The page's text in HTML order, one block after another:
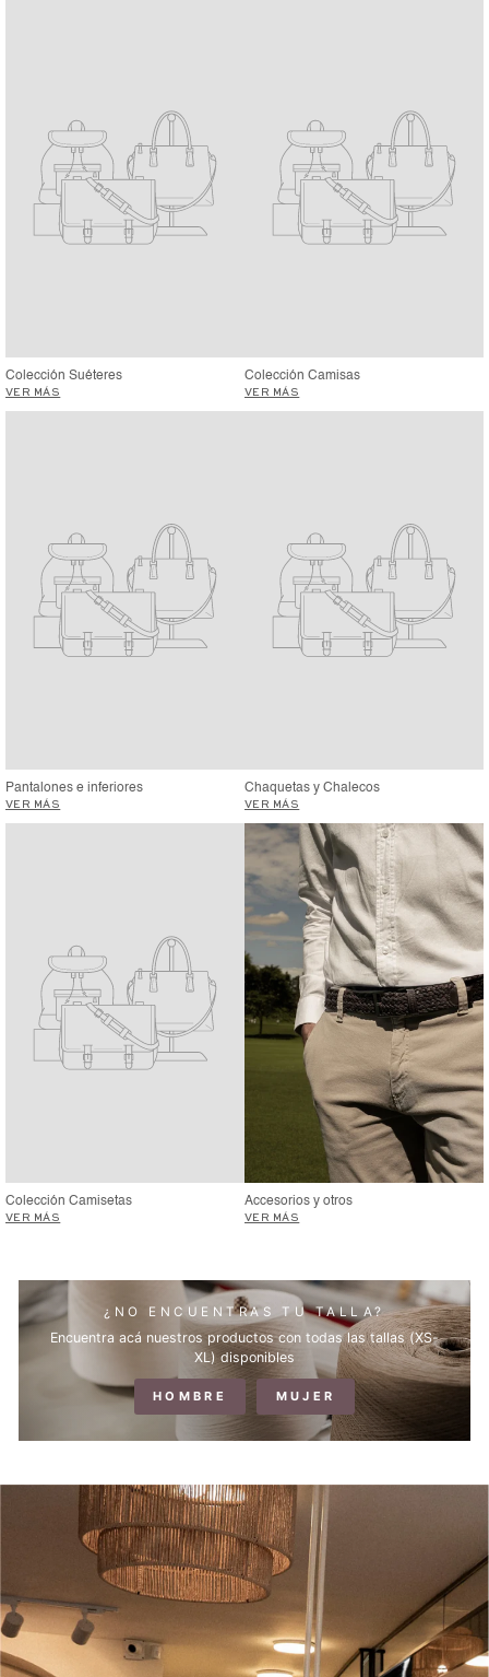
Colección Suéteres
VER MÁS
Colección Camisas
VER MÁS
Pantalones e inferiores
VER MÁS
Chaquetas y Chalecos
VER MÁS
Colección Camisetas
VER MÁS
Accesorios y otros
VER MÁS
¿NO ENCUENTRAS TU TALLA?
Encuentra acá nuestros productos con todas las tallas (XS-
XL) disponibles
HOMBRE MUJER